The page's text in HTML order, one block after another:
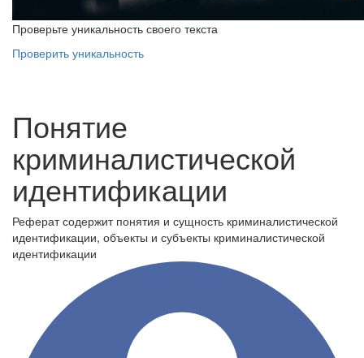
Проверьте уникальность своего текста
Проверить уникальность
Понятие
криминалистической
идентификации
Реферат содержит понятия и сущность криминалистической
идентификации, объекты и субъекты криминалистической
идентификации